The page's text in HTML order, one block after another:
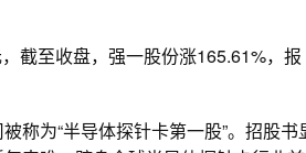
截至收盘，强一股份涨165.61%，报
称为“半导体探针卡第一股”。招股书